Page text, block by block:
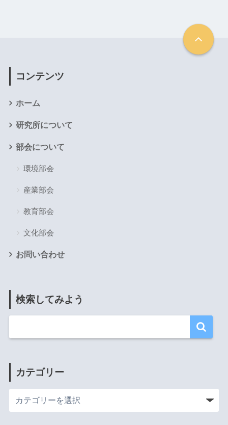
コンテンツ
ホーム
研究所について
部会について
環境部会
産業部会
教育部会
文化部会
お問い合わせ
検索してみよう
カテゴリー